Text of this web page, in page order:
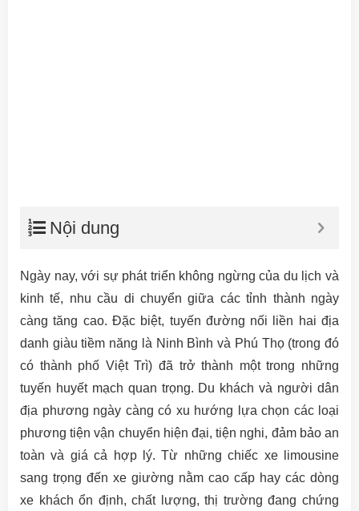
Nội dung
Ngày nay, với sự phát triển không ngừng của du lịch và
kinh tế, nhu cầu di chuyển giữa các tỉnh thành ngày
càng tăng cao. Đặc biệt, tuyến đường nối liền hai địa
danh giàu tiềm năng là Ninh Bình và Phú Thọ (trong đó
có thành phố Việt Trì) đã trở thành một trong những
tuyến huyết mạch quan trọng. Du khách và người dân
địa phương ngày càng có xu hướng lựa chọn các loại
phương tiện vận chuyển hiện đại, tiện nghi, đảm bảo an
toàn và giá cả hợp lý. Từ những chiếc xe limousine
sang trọng đến xe giường nằm cao cấp hay các dòng
xe khách ổn định, chất lượng, thị trường đang chứng